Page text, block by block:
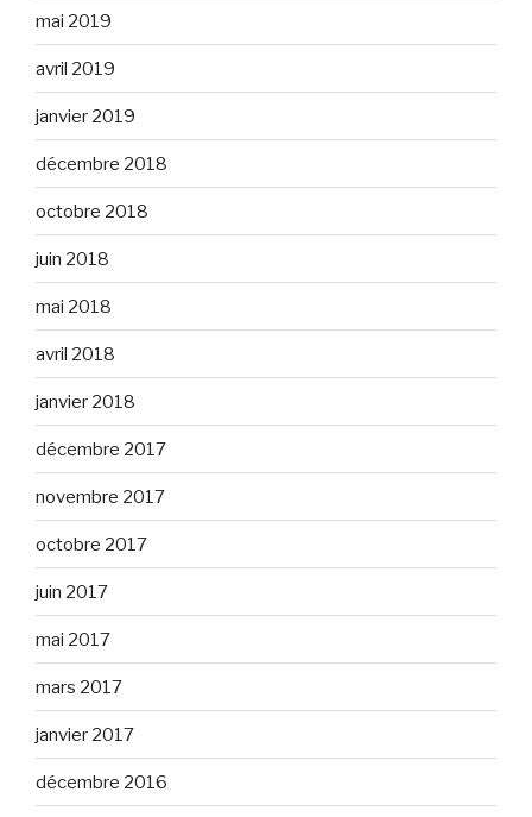
mai 2019
avril 2019
janvier 2019
décembre 2018
octobre 2018
juin 2018
mai 2018
avril 2018
janvier 2018
décembre 2017
novembre 2017
octobre 2017
juin 2017
mai 2017
mars 2017
janvier 2017
décembre 2016